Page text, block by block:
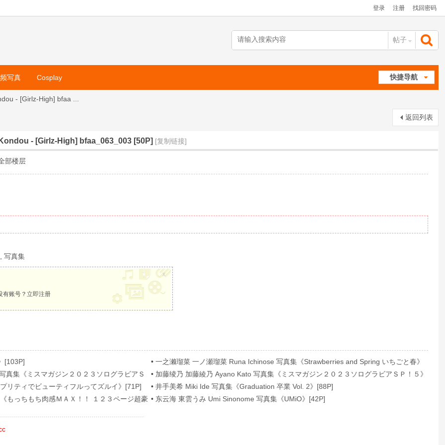
登录 注册 找回密码
帖子
快捷导航
写真 Cosplay
- [Girlz-High] bfaa ...
返回列表
- [Girlz-High] bfaa_063_003 [50P] [复制链接]
部楼层
,写真集
有账号？立即注册
x
[103P] •一之濑瑠菜 一ノ瀬瑠菜 Runa Ichinose 写真集《Strawberries and Spring いちごと春》
[62P]
真集《ミスマガジン２０２３ソログラビアＳ • 加藤绫乃 加藤綾乃 Ayano Kato 写真集《ミスマガジン２０２３ソログラビアＳＰ！５》
[54P]
リティでビューティフルってズルイ》[71P] •井手美希 Miki Ide 写真集《Graduation 卒業 Vol. 2》[88P]
もっちもち肉感ＭＡＸ！！ １２３ページ超豪 • 东云海 東雲うみ Umi Sinonome 写真集《UMiO》[42P]